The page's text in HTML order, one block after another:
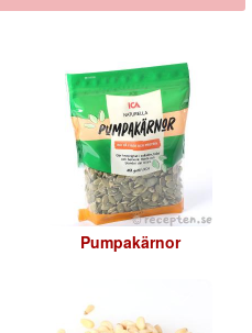
Pumpakärnor